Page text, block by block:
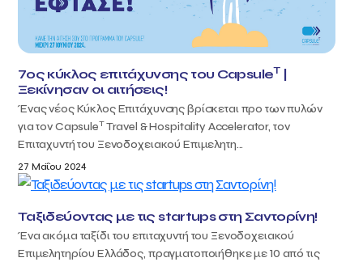
7ος κύκλος επιτάχυνσης του CapsuleT|
Ξεκίνησαν οι αιτήσεις!
Ένας νέος Κύκλος Επιτάχυνσης βρίσκεται προ των πυλών
για τον CapsuleTTravel & Hospitality Accelerator, τον
Επιταχυντή του Ξενοδοχειακού Επιμελητη...
27 Μαΐου 2024
Ταξιδεύοντας με τις startups στη Σαντορίνη!
Ένα ακόμα ταξίδι του επιταχυντή του Ξενοδοχειακού
Επιμελητηρίου Ελλάδος, πραγματοποιήθηκε με 10 από τις